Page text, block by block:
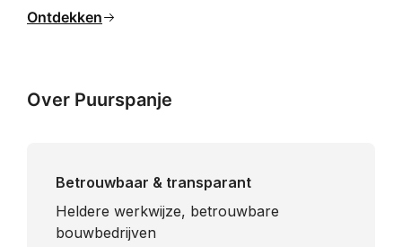
Ontdekken
Over Puurspanje
Betrouwbaar & transparant
Heldere werkwijze, betrouwbare
bouwbedrijven